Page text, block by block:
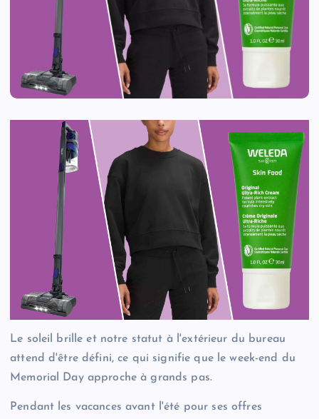
Le soleil brille et notre statut à l'extérieur du bureau
attend d'être défini, ce qui signifie que le week-end du
Memorial Day approche à grands pas.
Pendant les vacances avant l'été pour ses offres